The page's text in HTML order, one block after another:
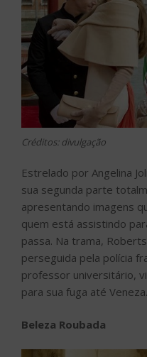
Créditos: divulgação
Estrelado por Angelina
sua segunda parte
apresentando imagens
quem está assistindo
passa. Na trama,
perseguida pela polícia
professor universitário,
para sua fuga até Veneza.
Beleza Roubada